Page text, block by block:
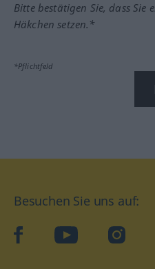
Bitte bestätigen Sie, dass Sie
Häkchen setzen.*
*Pflichtfeld
Besuchen Sie uns auf:
facebookYouTube